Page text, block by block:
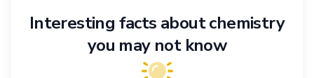
Interesting facts about chemistry
you may not know